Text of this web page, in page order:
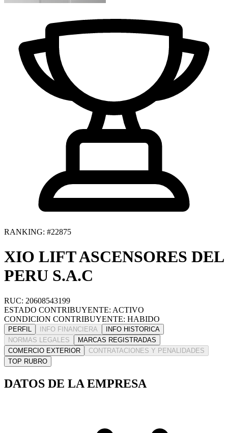
RANKING: #22875
XIO LIFT ASCENSORES DEL
PERU S.A.C
RUC: 20608543199
ESTADO CONTRIBUYENTE: ACTIVO
CONDICION CONTRIBUYENTE: HABIDO
PERFIL INFO FINANCIERA
INFO HISTORICA
NORMAS LEGALES
MARCAS REGISTRADAS
COMERCIO EXTERIOR
CONTRATACIONES Y PENALIDADES
TOP RUBRO
DATOS DE LA EMPRESA